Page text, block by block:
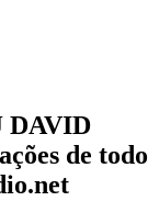
DAVID
de todo